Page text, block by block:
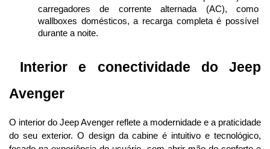
carregadores de corrente alternada (AC), como
wallboxes domésticos, a recarga completa é possível
durante a noite.
Interior e conectividade do Jeep
Avenger
O interior do Jeep Avenger reflete a modernidade e a praticidade
do seu exterior. O design da cabine é intuitivo e tecnológico,